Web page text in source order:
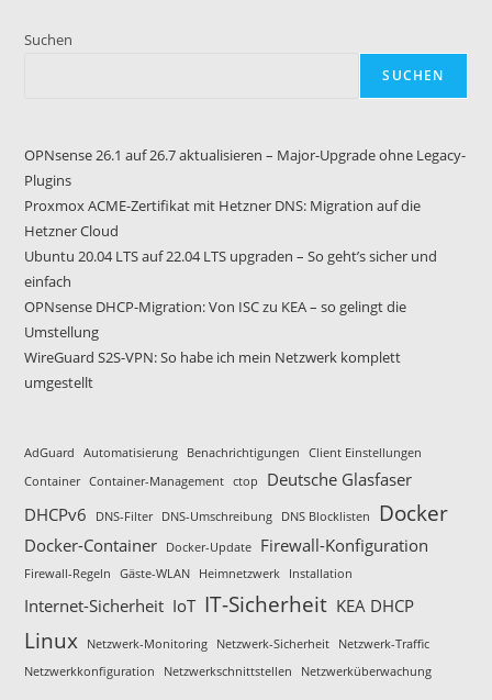
Suchen
SUCHEN
OPNsense 26.1 auf 26.7 aktualisieren – Major-Upgrade ohne Legacy-
Plugins
Proxmox ACME-Zertifikat mit Hetzner DNS: Migration auf die
Hetzner Cloud
Ubuntu 20.04 LTS auf 22.04 LTS upgraden – So geht’s sicher und
einfach
OPNsense DHCP-Migration: Von ISC zu KEA – so gelingt die
Umstellung
WireGuard S2S-VPN: So habe ich mein Netzwerk komplett
umgestellt
AdGuard Automatisierung Benachrichtigungen
Client Einstellungen
Container Container-Management ctop
Deutsche Glasfaser
DHCPv6
DNS-Filter DNS-Umschreibung DNS Blocklisten Docker
Docker-Container Docker-Update Firewall-Konfiguration
Firewall-Regeln Gäste-WLAN Heimnetzwerk Installation
Internet-Sicherheit IoT IT-Sicherheit KEA DHCP
Linux Netzwerk-Monitoring Netzwerk-Sicherheit
Netzwerk-Traffic
Netzwerkkonfiguration
Netzwerkschnittstellen Netzwerküberwachung